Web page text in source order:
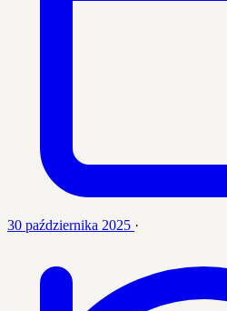
30 października 2025 ·